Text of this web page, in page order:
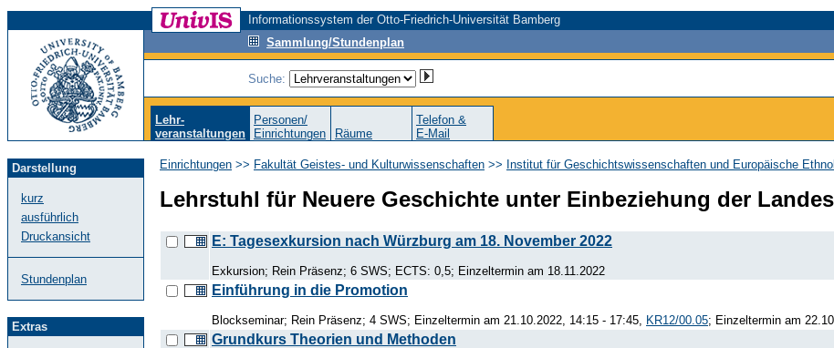
Informationssystem der Otto-Friedrich-Universität Bamberg
Sammlung/Stundenplan
Suche:
Lehr-
veranstaltungen
Personen/
Einrichtungen
Räume
Telefon &
E-Mail
Darstellung
kurz
ausführlich
Druckansicht
Stundenplan
Extras
Einrichtungen >> Fakultät Geistes- und Kulturwissenschaften >> Institut für Geschichtswissenschaften und Europäische
Lehrstuhl für Neuere Geschichte unter Einbeziehung der
E: Tagesexkursion nach Würzburg am 18. November 2022
Exkursion; Rein Präsenz; 6 SWS; ECTS: 0,5; Einzeltermin am 18.11.2022
Einführung in die Promotion
Blockseminar; Rein Präsenz; 4 SWS; Einzeltermin am 21.10.2022, 14:15 - 17:45, KR12/00.05; Einzeltermin am
Grundkurs Theorien und Methoden